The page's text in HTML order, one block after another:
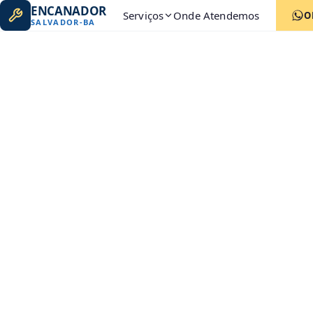
ENCANADOR
SALVADOR-BA Serviços Onde Atendemos